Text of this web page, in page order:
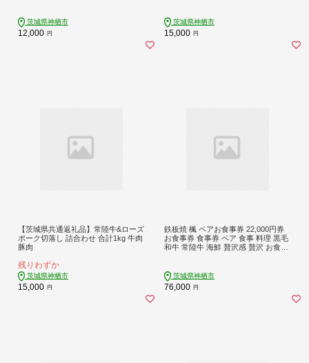
茨城県神栖市
12,000 円
茨城県神栖市
15,000 円
【茨城県共通返礼品】常陸牛&ローズ
ポーク切落し 詰合わせ 合計1kg 牛肉
豚肉
残りわずか
茨城県神栖市
15,000 円
鉄板焼 楓 ペアお食事券 22,000円券
お食事券 食事券 ペア 食事 料理 黒毛
和牛 常陸牛 海鮮 贅沢感 贅沢 お食事
茨城県神栖市
76,000 円